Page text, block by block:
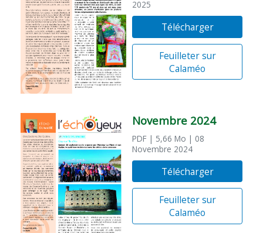
2025
Télécharger
Feuilleter sur
Calaméo
Novembre 2024
PDF | 5,66 Mo | 08
Novembre 2024
Télécharger
Feuilleter sur
Calaméo